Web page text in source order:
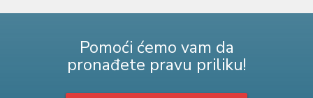
Pomoći ćemo vam da
pronađete pravu priliku!